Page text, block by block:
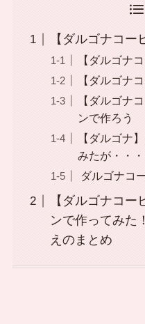
【ダルゴナコー
【ダルゴナ
【ダルゴナ
【ダルゴナ
ンで作ろう
【ダルゴナ
みたが・・・
ダルゴナコ
【ダルゴナコー
ンで作ってみた
えのまとめ